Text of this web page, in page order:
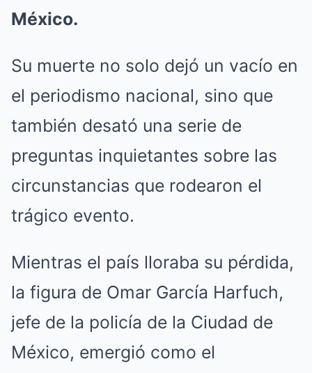
México.
Su muerte no solo dejó un vacío en
el periodismo nacional, sino que
también desató una serie de
preguntas inquietantes sobre las
circunstancias que rodearon el
trágico evento.
Mientras el país lloraba su pérdida,
la figura de Omar García Harfuch,
jefe de la policía de la Ciudad de
México, emergió como el